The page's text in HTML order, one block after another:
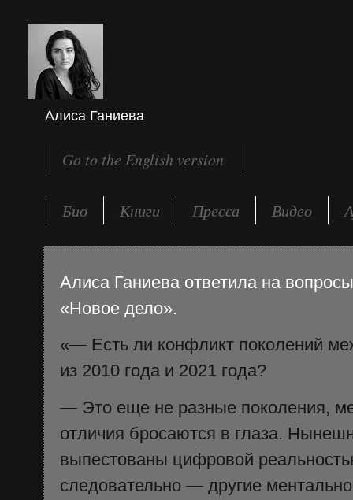
Алиса Ганиева
Go to the English version
Био Книги Пресса Видео
Алиса Ганиева ответила на
«Новое дело».
«— Есть ли конфликт поколений
из 2010 года и 2021 года?
— Это еще не разные поколения,
отличия бросаются в глаза.
выпестованы цифровой
следовательно — другие